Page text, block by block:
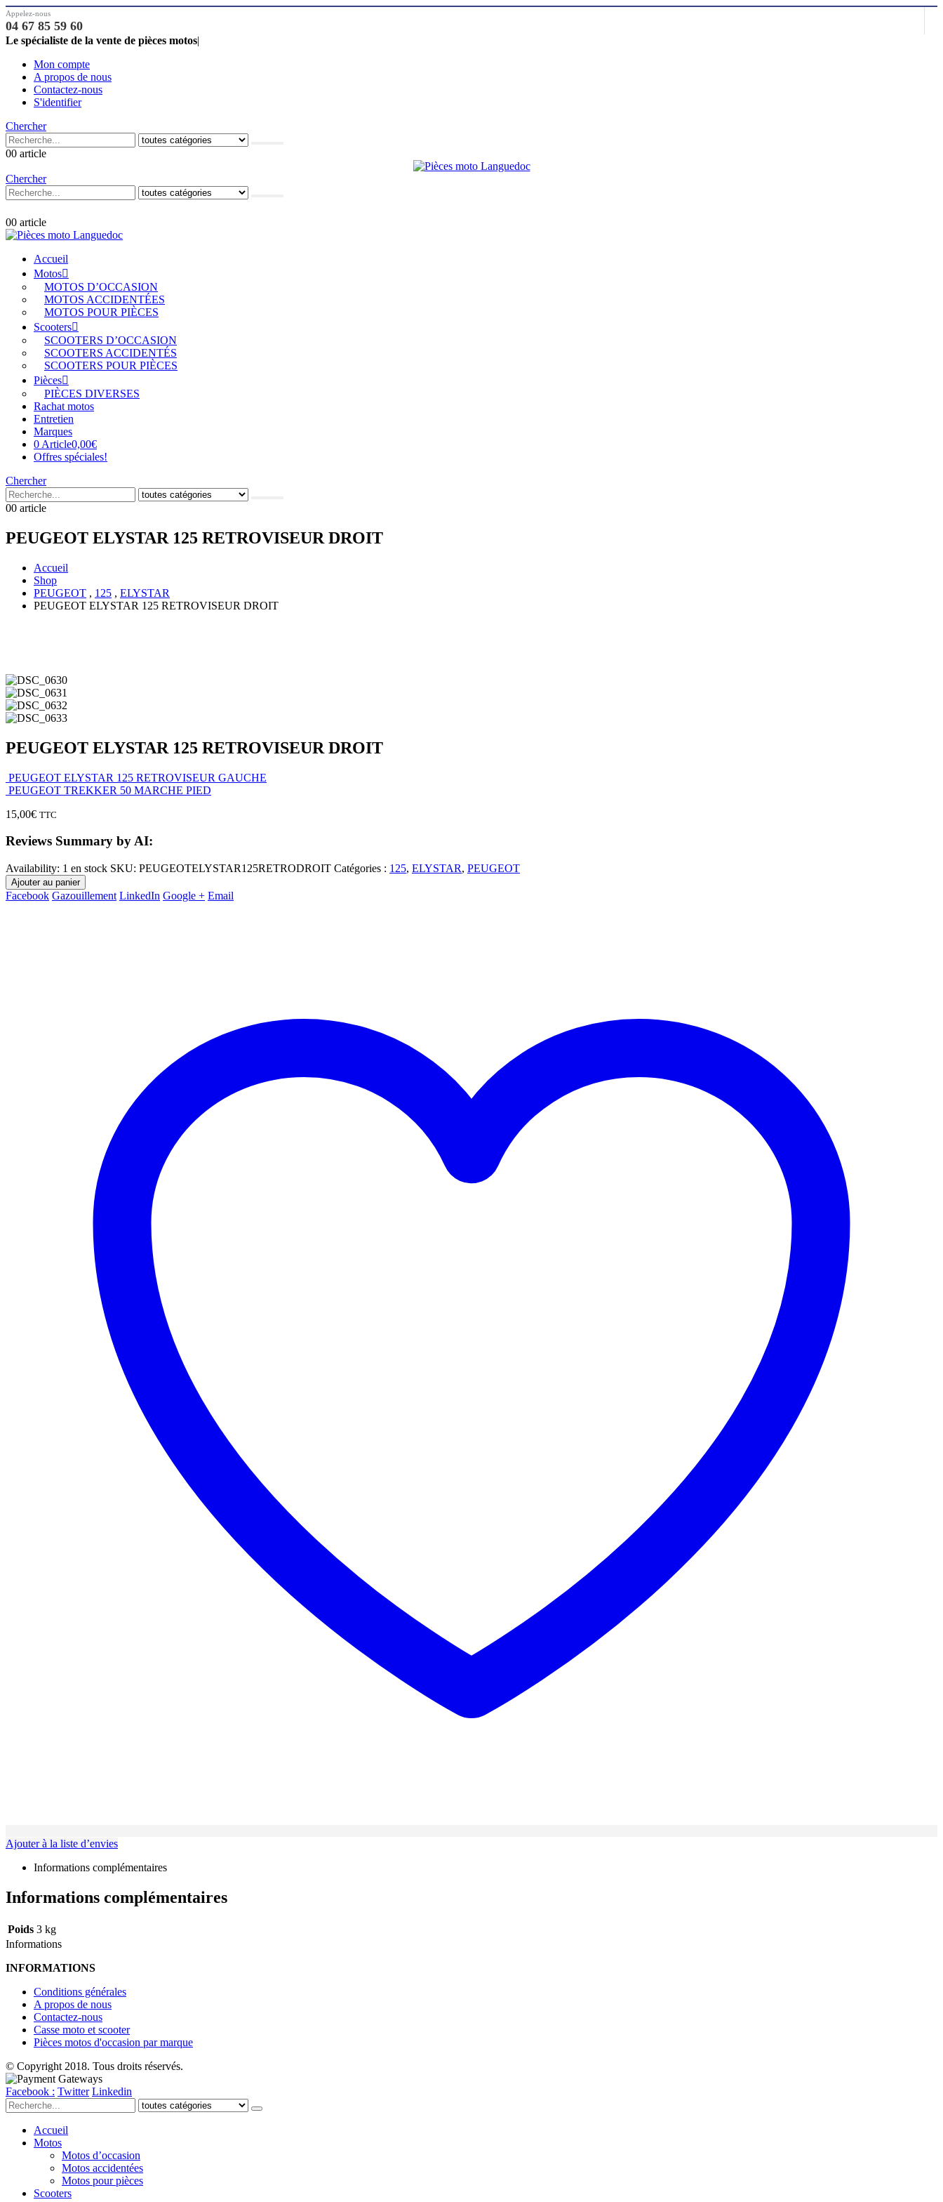
Appelez-nous
04 67 85 59 60
Le spécialiste de la vente de pièces motos|
Mon compte
A propos de nous
Contactez-nous
S'identifier
Chercher
00 article
Chercher
00 article
Accueil
Motos
MOTOS D’OCCASION
MOTOS ACCIDENTÉES
MOTOS POUR PIÈCES
Scooters
SCOOTERS D’OCCASION
SCOOTERS ACCIDENTÉS
SCOOTERS POUR PIÈCES
Pièces
PIÈCES DIVERSES
Rachat motos
Entretien
Marques
0 Article0,00€
Offres spéciales!
Chercher
00 article
PEUGEOT ELYSTAR 125 RETROVISEUR DROIT
Accueil
Shop
PEUGEOT , 125 , ELYSTAR
PEUGEOT ELYSTAR 125 RETROVISEUR DROIT
PEUGEOT ELYSTAR 125 RETROVISEUR DROIT
PEUGEOT ELYSTAR 125 RETROVISEUR GAUCHE
PEUGEOT TREKKER 50 MARCHE PIED
15,00€ TTC
Reviews Summary by AI:
Availability: 1 en stock SKU: PEUGEOTELYSTAR125RETRODROIT Catégories : 125, ELYSTAR, PEUGEOT
Ajouter au panier
Facebook Gazouillement LinkedIn Google + Email
Ajouter à la liste d’envies
Informations complémentaires
Informations complémentaires
Poids 3 kg
Informations
INFORMATIONS
Conditions générales
A propos de nous
Contactez-nous
Casse moto et scooter
Pièces motos d'occasion par marque
© Copyright 2018. Tous droits réservés.
Facebook : Twitter Linkedin
Accueil
Motos
Motos d’occasion
Motos accidentées
Motos pour pièces
Scooters